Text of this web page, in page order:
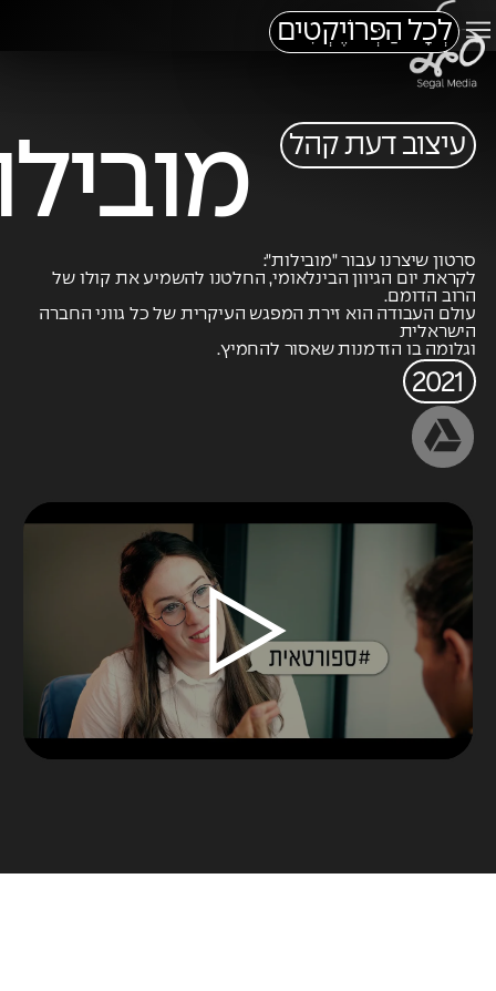
לְכָל הַפְּרוֹיֶקְטִים
עיצוב דעת קהל
2021
סרטון שיצרנו עבור "מובילות":
לקראת יום הגיוון הבינלאומי, החלטנו להשמיע את קולו של
הרוב הדומם.
עולם העבודה הוא זירת המפגש העיקרית של כל גווני החברה
הישראלית
וגלומה בו הזדמנות שאסור להחמיץ.